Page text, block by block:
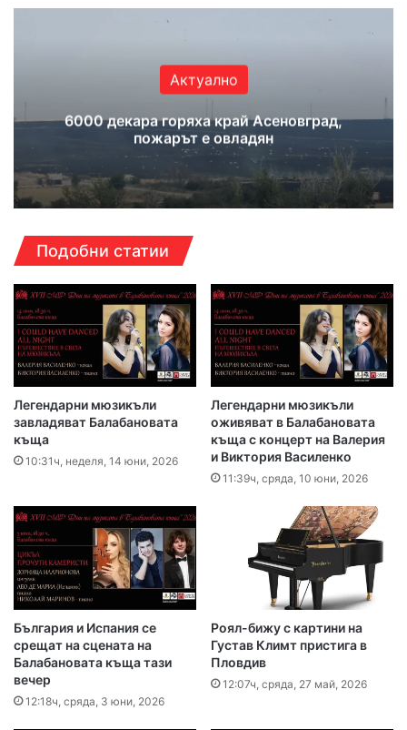
Актуално
6000 декара горяха край Асеновград,
пожарът е овладян
Подобни статии
Легендарни мюзикъли
завладяват Балабановата
къща
10:31ч, неделя, 14 юни, 2026
Легендарни мюзикъли
оживяват в Балабановата
къща с концерт на Валерия
и Виктория Василенко
11:39ч, сряда, 10 юни, 2026
България и Испания се
срещат на сцената на
Балабановата къща тази
вечер
12:18ч, сряда, 3 юни, 2026
Роял-бижу с картини на
Густав Климт пристига в
Пловдив
12:07ч, сряда, 27 май, 2026